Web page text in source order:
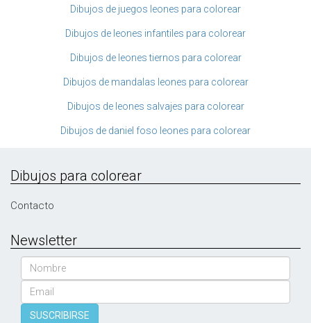
Dibujos de juegos leones para colorear
Dibujos de leones infantiles para colorear
Dibujos de leones tiernos para colorear
Dibujos de mandalas leones para colorear
Dibujos de leones salvajes para colorear
Dibujos de daniel foso leones para colorear
Dibujos para colorear
Contacto
Newsletter
Nombre
Email
SUSCRIBIRSE